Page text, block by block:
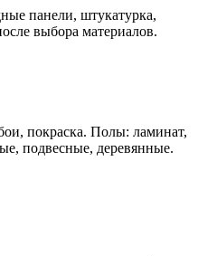
панели, штукатурка,
выбора материалов.
покраска. Полы: ламинат,
подвесные, деревянные.